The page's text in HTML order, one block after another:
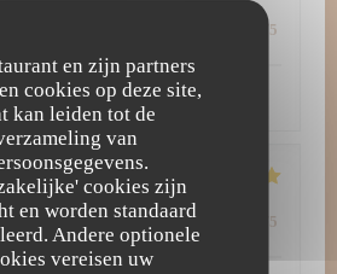
en zijn partners
cookies op deze site,
kan leiden tot de
van
cookies zijn
en worden standaard
Andere optionele
vereisen uw
/5
simplement excellent !
3
: 5/5 Keuken: 5/5 Kwaliteit / Prijs /5